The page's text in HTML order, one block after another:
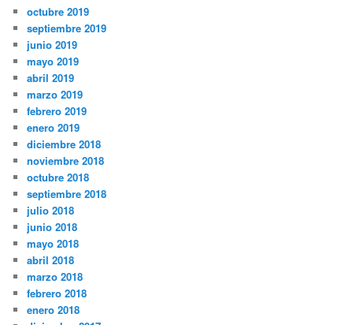
octubre 2019
septiembre 2019
junio 2019
mayo 2019
abril 2019
marzo 2019
febrero 2019
enero 2019
diciembre 2018
noviembre 2018
octubre 2018
septiembre 2018
julio 2018
junio 2018
mayo 2018
abril 2018
marzo 2018
febrero 2018
enero 2018